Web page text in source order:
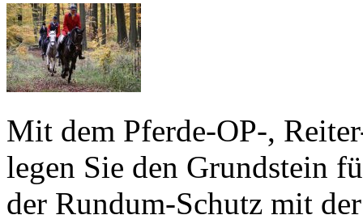
Mit dem Pferde-OP-,
legen Sie den Grundstein
der Rundum-Schutz mit